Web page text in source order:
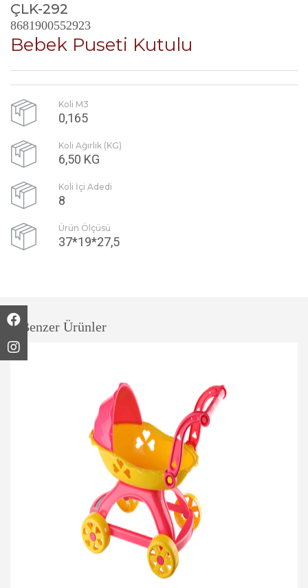
ÇLK-292
8681900552923
Bebek Puseti Kutulu
Koli M3
0,165
Koli Ağırlık (KG)
6,50 KG
Koli İçi Adedi
8
Ürün Ölçüsü
37*19*27,5
Benzer Ürünler